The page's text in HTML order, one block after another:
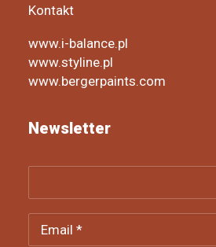
Kontakt
www.i-balance.pl
www.styline.pl
www.bergerpaints.com
Newsletter